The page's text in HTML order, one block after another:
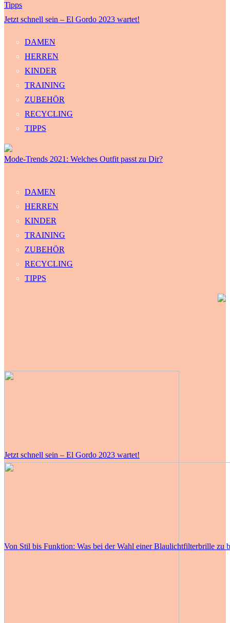
Tipps
Jetzt schnell sein – El Gordo 2023 wartet!
DAMEN
HERREN
KINDER
TRAINING
ZUBEHÖR
RECYCLING
TIPPS
Mode-Trends 2021: Welches Outfit passt zu Dir?
DAMEN
HERREN
KINDER
TRAINING
ZUBEHÖR
RECYCLING
TIPPS
Jetzt schnell sein – El Gordo 2023 wartet!
Von Stil bis Funktion: Was bei der Wahl einer Blaulichtfilterbrille zu